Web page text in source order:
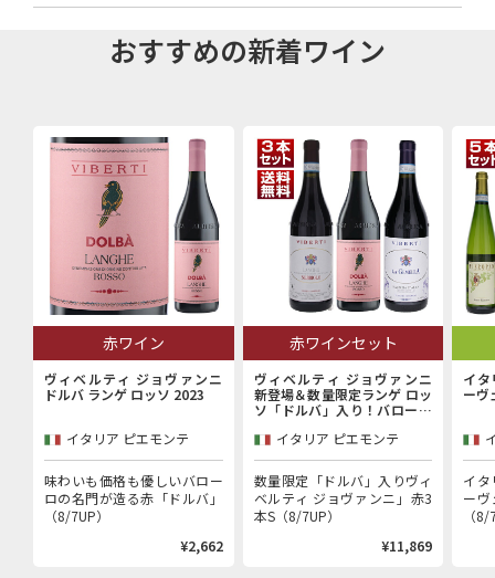
おすすめの新着ワイン
赤ワイン
ヴィベルティ ジョヴァンニ
ドルバ ランゲ ロッソ 2023
イタリア ピエモンテ
味わいも価格も優しいバロー
ロの名門が造る赤「ドルバ」
（8/7UP）
¥2,662
赤ワインセット
ヴィベルティ ジョヴァンニ
新登場＆数量限定ランゲ ロッ
ソ「ドルバ」入り！バローロ
産者「ヴィベルティ ジョヴァ
ンニ」赤3本セット
イタリア ピエモンテ
数量限定「ドルバ」入りヴィ
ベルティ ジョヴァンニ」赤3
本S（8/7UP）
¥11,869
イタ
ーヴ
イタ
ー
（